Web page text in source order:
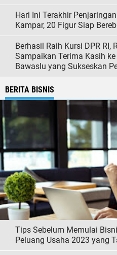
Hari Ini Terakhir
Kampar, 20 Figur Siap
Berhasil Raih Kursi DPR RI,
Sampaikan Terima Kasih
Bawaslu yang Sukseskan
BERITA BISNIS
Tips Sebelum Memulai
Peluang Usaha 2023 yang